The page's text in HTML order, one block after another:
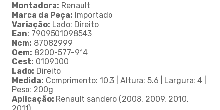
Montadora: Renault
Marca da Peça: Importado
Variação: Lado: Direito
Ean: 7909501098543
Ncm: 87082999
Oem: 8200-577-914
Cest: 0109000
Lado: Direito
Medida: Comprimento: 10.3 | Altura: 5.6 | Largura: 4 |
Peso: 200g
Aplicação: Renault sandero (2008, 2009, 2010,